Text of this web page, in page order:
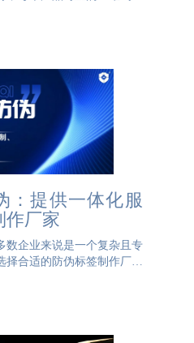
过一物一码多元化营销活
：提供一体化服
作厂家
数企业来说是一个复杂且专
合适的防伪标签制作厂家
555000防伪不仅拥有专业